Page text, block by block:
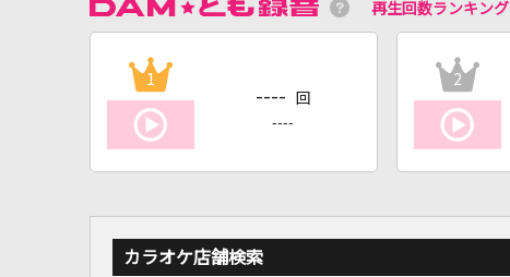
再生回数ランキング
1
---- 回
----
2
カラオケ店舗検索